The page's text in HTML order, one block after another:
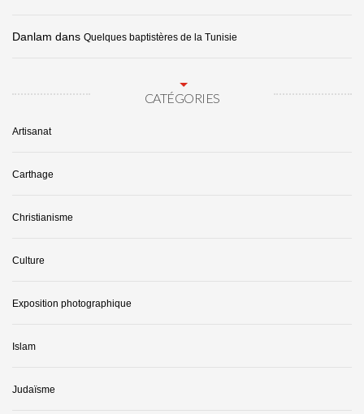
Danlam dans Quelques baptistères de la Tunisie
CATÉGORIES
Artisanat
Carthage
Christianisme
Culture
Exposition photographique
Islam
Judaïsme